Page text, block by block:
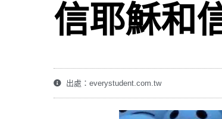
信耶穌和
出處：everystudent.com.tw